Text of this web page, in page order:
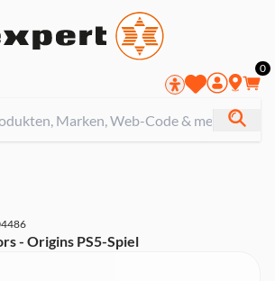
0
- Origins PS5-Spiel